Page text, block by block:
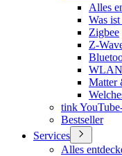
Alles
Was
Zigbee
Z-
WLAN
Matter
tink
Bestseller
Services
Alles